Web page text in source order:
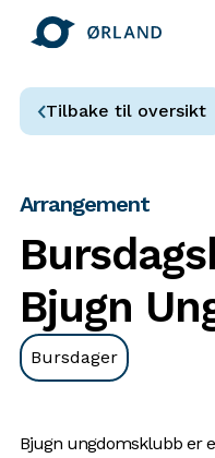
Tilbake til oversikt
Arrangement
Bjugn
Bursdager
Bjugn ungdomsklubb er